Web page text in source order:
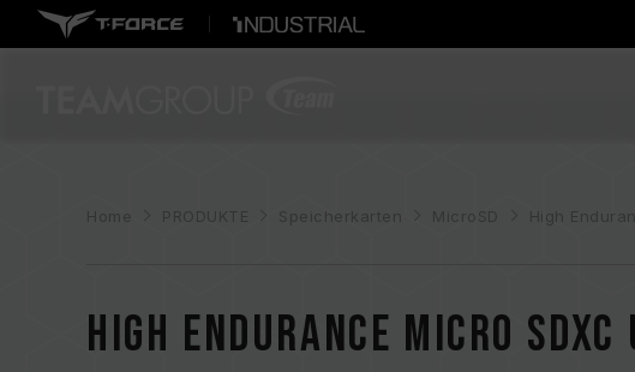
Home PRODUKTE Speicherkarten MicroSD High
High Endurance Micro